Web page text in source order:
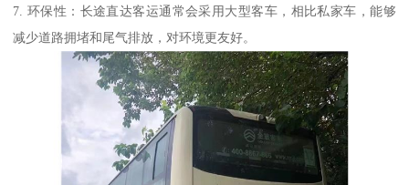
7. 环保性：长途直达客运通常会采用大型客车，相比私家车，能够
减少道路拥堵和尾气排放，对环境更友好。